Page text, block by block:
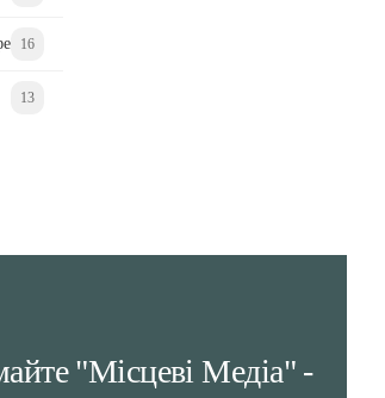
16
13
"Місцеві Медіа" -